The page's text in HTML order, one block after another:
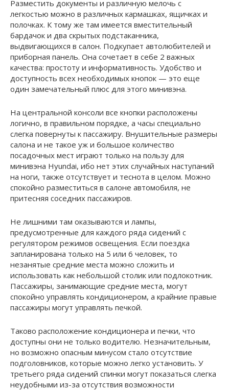
Разместить документы и различную мелочь с
легкостью можно в различных кармашках, ящичках и
полочках. К тому же там имеется вместительный
бардачок и два скрытых подстаканника,
выдвигающихся в салон. Подкупает автолюбителей и
приборная панель. Она сочетает в себе 2 важных
качества: простоту и информативность. Удобство и
доступность всех необходимых кнопок — это еще
один замечательный плюс для этого минивэна.
На центральной консоли все кнопки расположены
логично, в правильном порядке, а часы специально
слегка повернуты к пассажиру. Внушительные размеры
салона и не такое уж и большое количество
посадочных мест играют только на пользу для
минивэна Hyundai, ибо нет этих случайных наступаний
на ноги, также отсутствует и теснота в целом. Можно
спокойно разместиться в салоне автомобиля, не
притесняя соседних пассажиров.
Не лишними там оказываются и лампы,
предусмотренные для каждого ряда сидений с
регулятором режимов освещения. Если поездка
запланирована только на 5 или 6 человек, то
незанятые средние места можно сложить и
использовать как небольшой столик или подлокотник.
Пассажиры, занимающие средние места, могут
спокойно управлять кондиционером, а крайние правые
пассажиры могут управлять печкой.
Таково расположение кондиционера и печки, что
доступны они не только водителю. Незначительным,
но возможно опасным минусом стало отсутствие
подголовников, которые можно легко установить. У
третьего ряда сидений спинки могут показаться слегка
неудобными из-за отсутствия возможности